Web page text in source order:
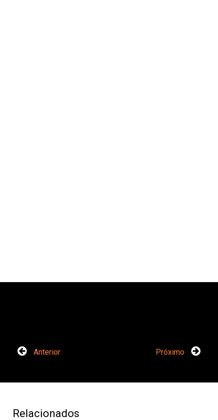
Anterior Próximo
Relacionados